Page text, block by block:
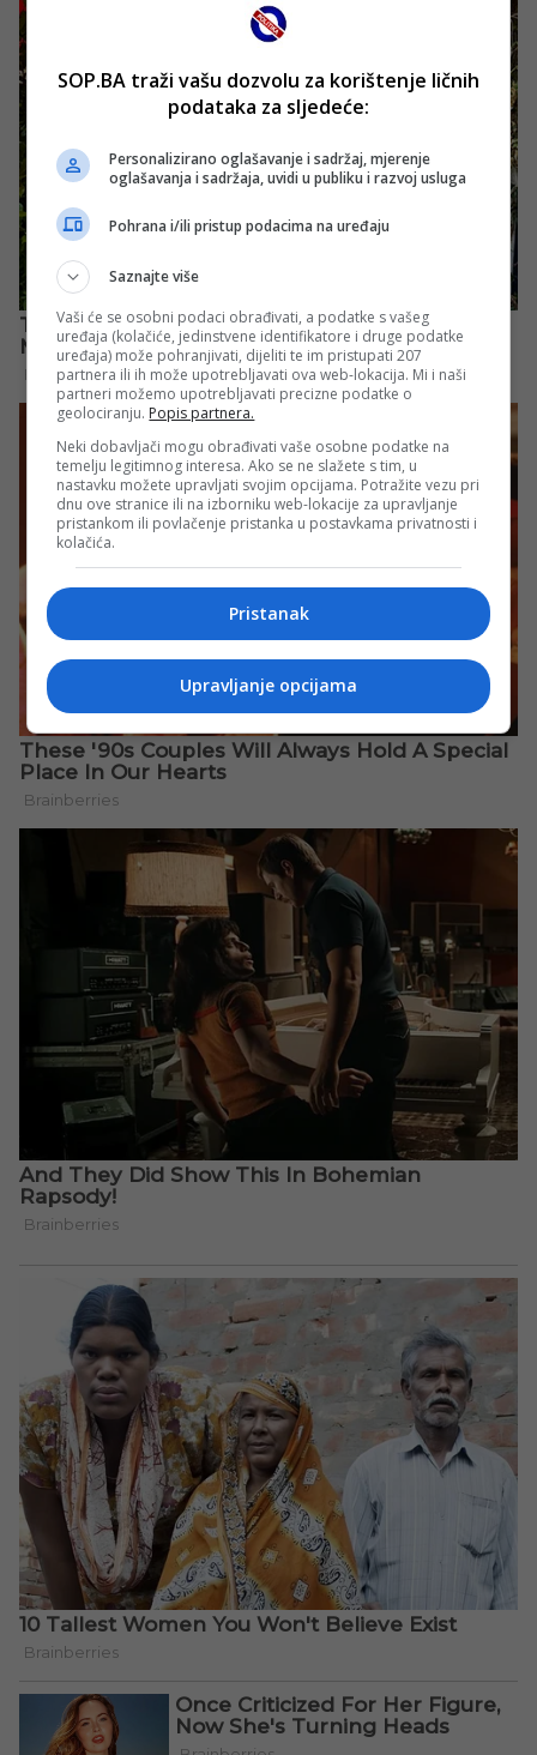
SOP.BA traži vašu dozvolu za korištenje ličnih
podataka za sljedeće:
Personalizirano oglašavanje i sadržaj, mjerenje
oglašavanja i sadržaja, uvidi u publiku i razvoj usluga
Pohrana i/ili pristup podacima na uređaju
Saznajte više
Vaši će se osobni podaci obrađivati, a podatke s vašeg
uređaja (kolačiće, jedinstvene identifikatore i druge podatke
uređaja) može pohranjivati, dijeliti te im pristupati 207
partnera ili ih može upotrebljavati ova web-lokacija. Mi i naši
partneri možemo upotrebljavati precizne podatke o
geolociranju. Popis partnera.
Neki dobavljači mogu obrađivati vaše osobne podatke na
temelju legitimnog interesa. Ako se ne slažete s tim, u
nastavku možete upravljati svojim opcijama. Potražite vezu pri
dnu ove stranice ili na izborniku web-lokacije za upravljanje
pristankom ili povlačenje pristanka u postavkama privatnosti i
kolačića.
Pristanak
Upravljanje opcijama